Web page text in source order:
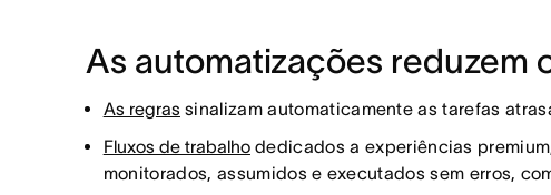
As automatizações reduzem
As regras sinalizam automaticamente as tarefas
Fluxos de trabalhodedicados a experiências
monitorados, assumidos e executados sem erros,